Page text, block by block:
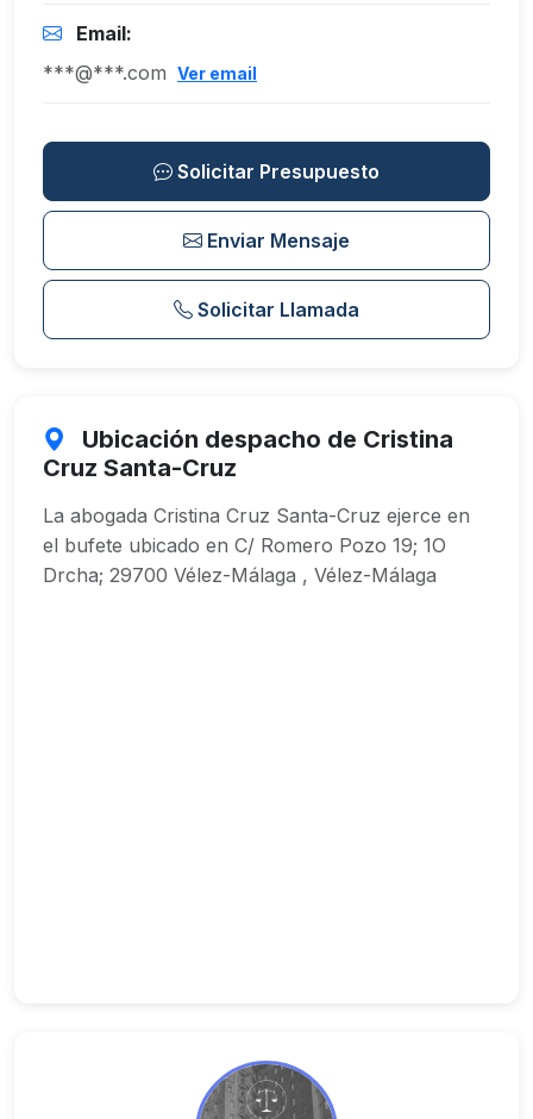
Email:
***@***.com Ver email
Solicitar Presupuesto
Enviar Mensaje
Solicitar Llamada
Ubicación despacho de Cristina
Cruz Santa-Cruz
La abogada Cristina Cruz Santa-Cruz ejerce en
el bufete ubicado en C/ Romero Pozo 19; 1O
Drcha; 29700 Vélez-Málaga , Vélez-Málaga